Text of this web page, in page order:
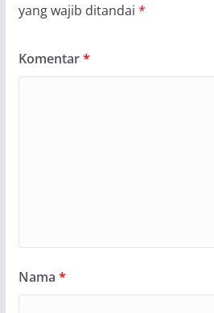
yang wajib ditandai *
Komentar*
Nama *